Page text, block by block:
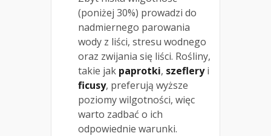
(poniżej 30%) prowadzi do
nadmiernego parowania
wody z liści, stresu wodnego
oraz zwijania się liści. Rośliny,
takie jak paprotki, szefleryi
ficusy, preferują wyższe
poziomy wilgotności, więc
warto zadbać o ich
odpowiednie warunki.